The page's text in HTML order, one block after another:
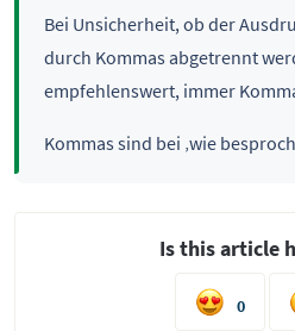
Bei Unsicherheit, ob der
durch Kommas abgetrennt
empfehlenswert, immer
Kommas sind bei ‚wie
Is this article
0